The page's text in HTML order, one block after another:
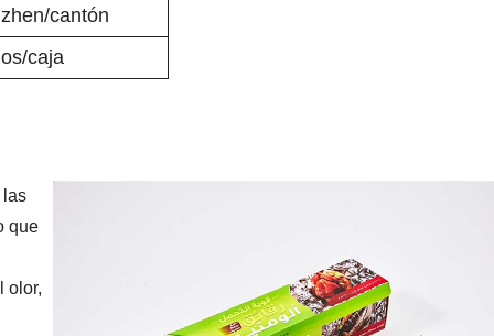
cantón
caja
las
que
olor,